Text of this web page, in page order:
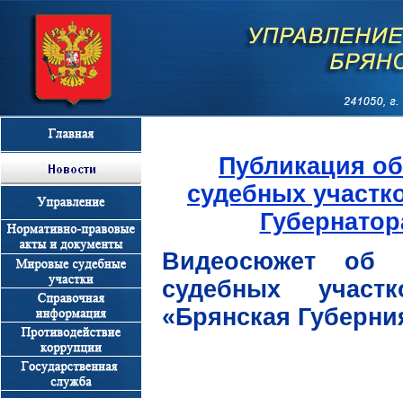
Публикация
судебных
Видеосюжет об
судебных
«Брянская